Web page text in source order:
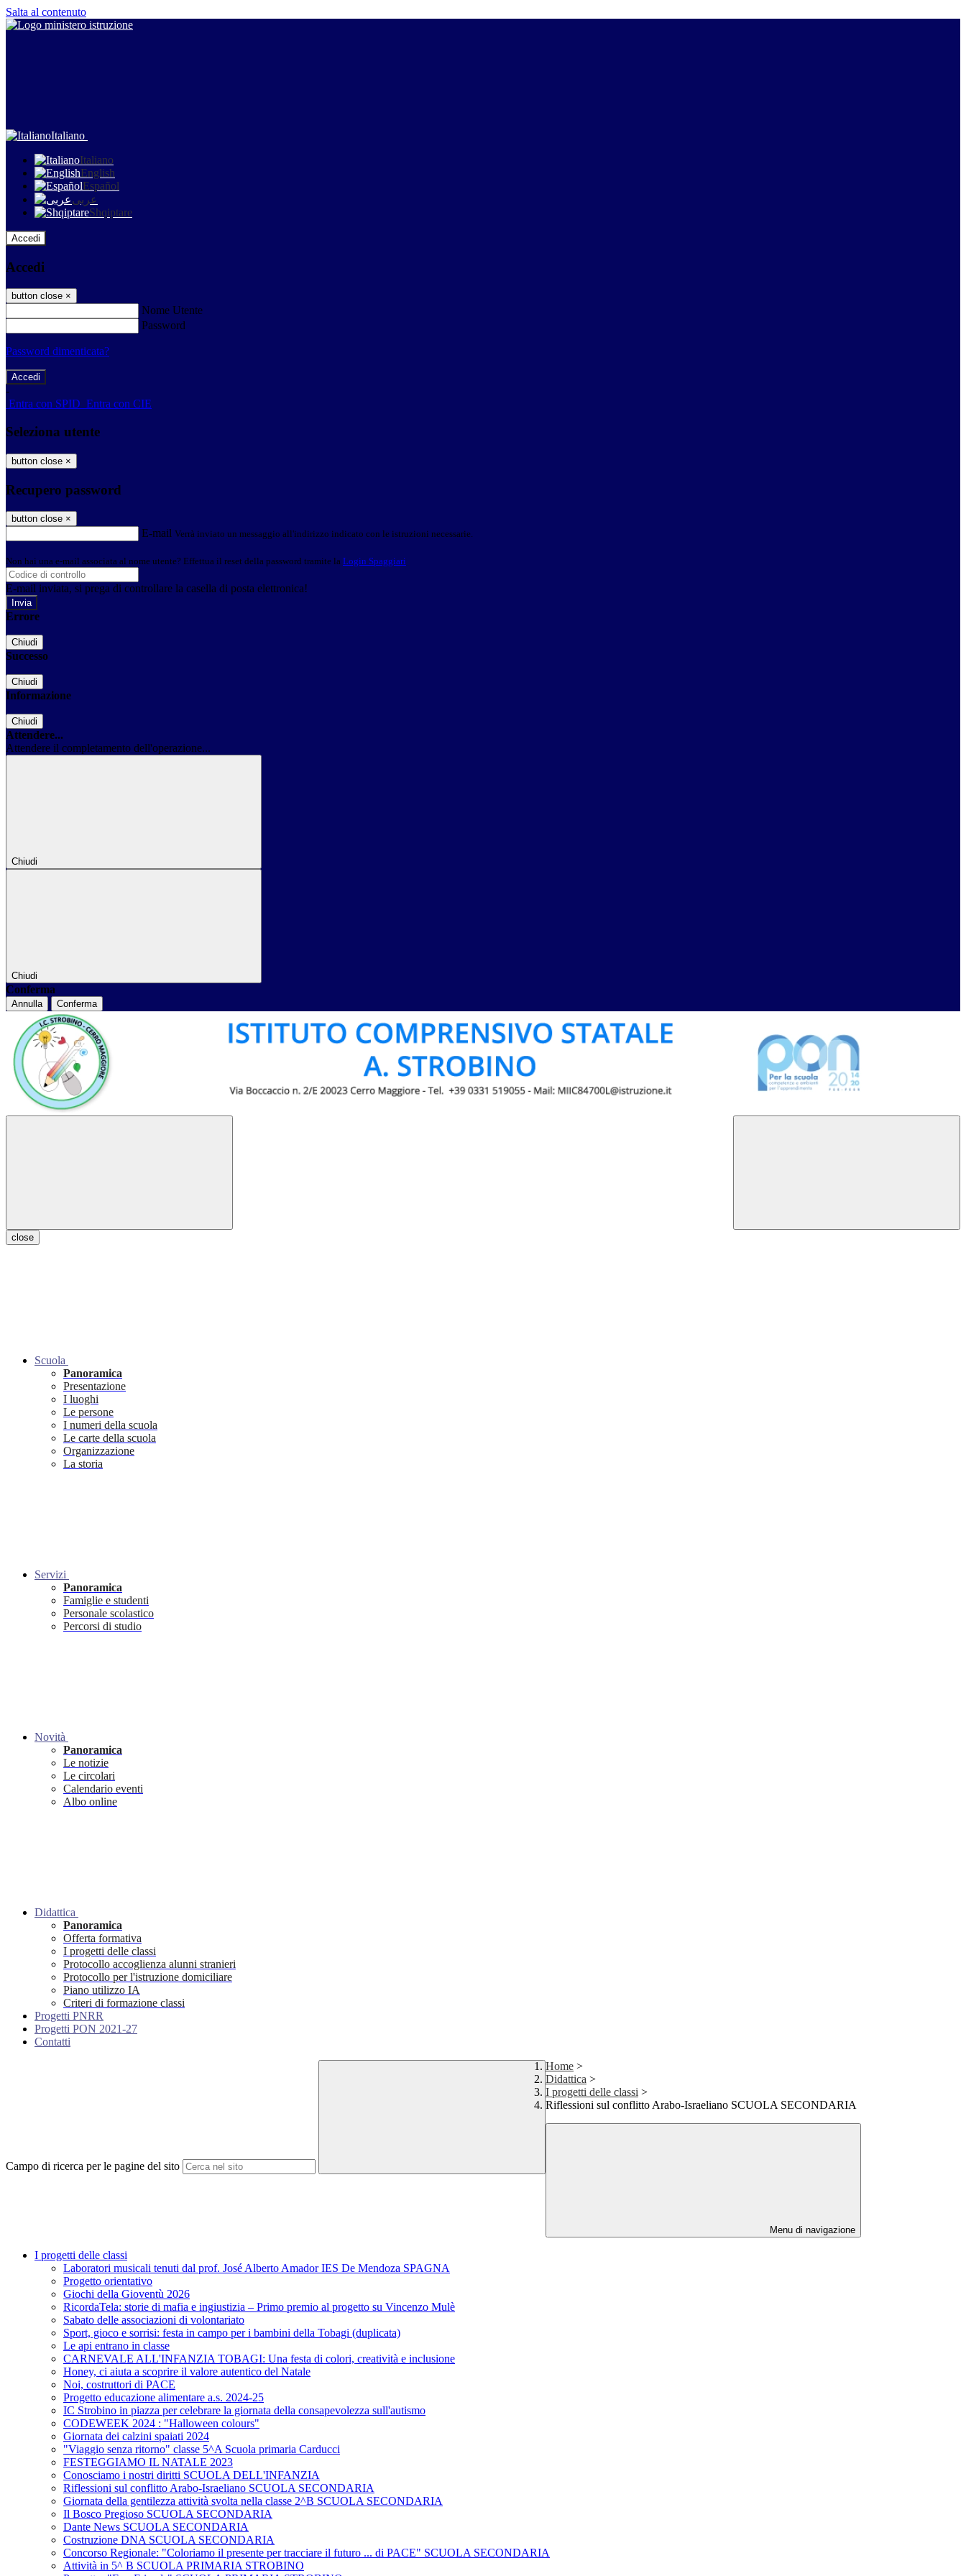
Salta al contenuto
Italiano
Italiano
English
Español
عربى
Shqiptare
Accedi
Accedi
button close ×
Nome Utente
Password
Password dimenticata?
-
Entra con SPID Entra con CIE
Seleziona utente
button close ×
Recupero password
button close ×
E-mail Verrà inviato un messaggio all'indirizzo indicato con le istruzioni necessarie.
Non hai una e-mail associata al nome utente? Effettua il reset della password tramite la Login Spaggiari
E-mail inviata, si prega di controllare la casella di posta elettronica!
Errore
Chiudi
Successo
Chiudi
Informazione
Chiudi
Attendere...
Attendere il completamento dell'operazione...
Chiudi
Chiudi
Conferma
Annulla Conferma
close
Scuola
Panoramica
Presentazione
I luoghi
Le persone
I numeri della scuola
Le carte della scuola
Organizzazione
La storia
Servizi
Panoramica
Famiglie e studenti
Personale scolastico
Percorsi di studio
Novità
Panoramica
Le notizie
Le circolari
Calendario eventi
Albo online
Didattica
Panoramica
Offerta formativa
I progetti delle classi
Protocollo accoglienza alunni stranieri
Protocollo per l'istruzione domiciliare
Piano utilizzo IA
Criteri di formazione classi
Progetti PNRR
Progetti PON 2021-27
Contatti
Campo di ricerca per le pagine del sito
Home >
Didattica >
I progetti delle classi >
Riflessioni sul conflitto Arabo-Israeliano SCUOLA SECONDARIA
Menu di navigazione
I progetti delle classi
Laboratori musicali tenuti dal prof. José Alberto Amador IES De Mendoza SPAGNA
Progetto orientativo
Giochi della Gioventù 2026
RicordaTela: storie di mafia e ingiustizia – Primo premio al progetto su Vincenzo Mulè
Sabato delle associazioni di volontariato
Sport, gioco e sorrisi: festa in campo per i bambini della Tobagi (duplicata)
Le api entrano in classe
CARNEVALE ALL'INFANZIA TOBAGI: Una festa di colori, creatività e inclusione
Honey, ci aiuta a scoprire il valore autentico del Natale
Noi, costruttori di PACE
Progetto educazione alimentare a.s. 2024-25
IC Strobino in piazza per celebrare la giornata della consapevolezza sull'autismo
CODEWEEK 2024 : "Halloween colours"
Giornata dei calzini spaiati 2024
"Viaggio senza ritorno" classe 5^A Scuola primaria Carducci
FESTEGGIAMO IL NATALE 2023
Conosciamo i nostri diritti SCUOLA DELL'INFANZIA
Riflessioni sul conflitto Arabo-Israeliano SCUOLA SECONDARIA
Giornata della gentilezza attività svolta nella classe 2^B SCUOLA SECONDARIA
Il Bosco Pregioso SCUOLA SECONDARIA
Dante News SCUOLA SECONDARIA
Costruzione DNA SCUOLA SECONDARIA
Concorso Regionale: "Coloriamo il presente per tracciare il futuro ... di PACE" SCUOLA SECONDARIA
Attività in 5^ B SCUOLA PRIMARIA STROBINO